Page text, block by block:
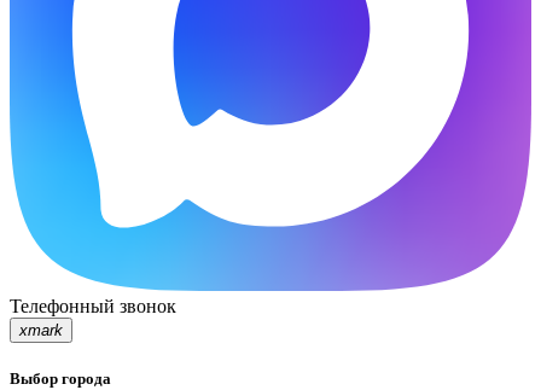
Телефонный звонок
xmark
Выбор города